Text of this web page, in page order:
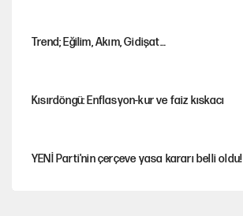
Trend; Eğilim, Akım, Gidişat…
Kısırdöngü: Enflasyon-kur ve faiz kıskacı
YENİ Parti'nin çerçeve yasa kararı belli oldu!